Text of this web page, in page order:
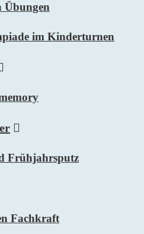
Übungen
im Kinderturnen
Frühjahrsputz
Fachkraft